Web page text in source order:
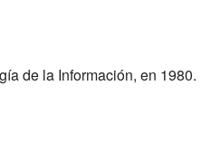
de la Información, en 1980.